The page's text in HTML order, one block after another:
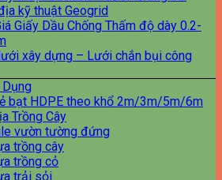
kỹ thuật Geogrid
Giấy Dầu Chống Thấm độ dày 0.2-
xây dựng – Lưới chắn bụi công
bạt HDPE theo khổ 2m/3m/5m/6m
Trồng Cây
vườn tường đứng
trồng cây
trồng cỏ
trải sỏi